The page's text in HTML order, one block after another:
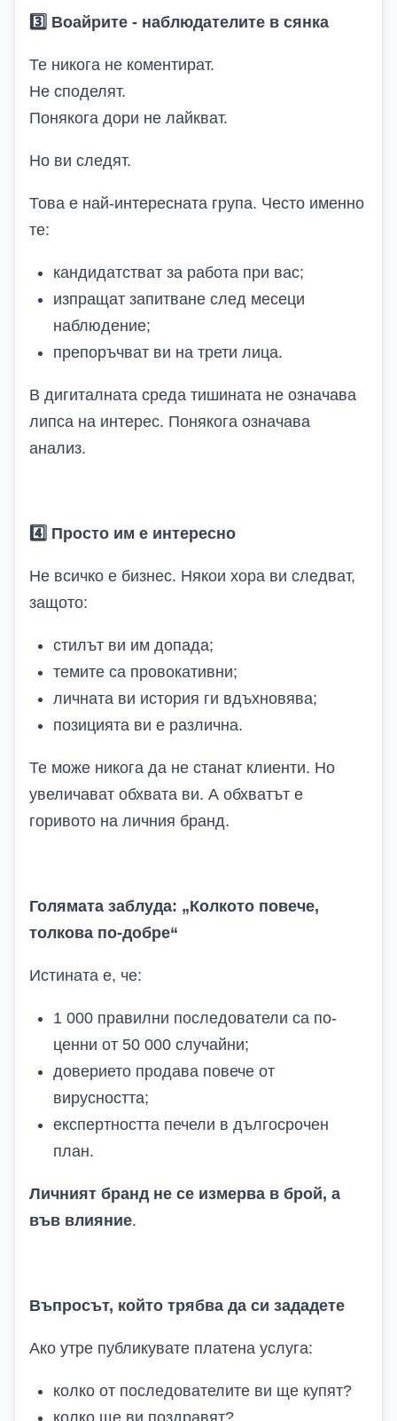
3️ Воайрите - наблюдателите в сянка
Те никога не коментират.
Не споделят.
Понякога дори не лайкват.
Но ви следят.
Това е най-интересната група. Често именно
те:
кандидатстват за работа при вас;
изпращат запитване след месеци
наблюдение;
препоръчват ви на трети лица.
В дигиталната среда тишината не означава
липса на интерес. Понякога означава
анализ.
4️ Просто им е интересно
Не всичко е бизнес. Някои хора ви следват,
защото:
стилът ви им допада;
темите са провокативни;
личната ви история ги вдъхновява;
позицията ви е различна.
Те може никога да не станат клиенти. Но
увеличават обхвата ви. А обхватът е
горивото на личния бранд.
Голямата заблуда: „Колкото повече,
толкова по-добре“
Истината е, че:
1 000 правилни последователи са по-
ценни от 50 000 случайни;
доверието продава повече от
вирусността;
експертността печели в дългосрочен
план.
Личният бранд не се измерва в брой, а
във влияние.
Въпросът, който трябва да си зададете
Ако утре публикувате платена услуга:
колко от последователите ви ще купят?